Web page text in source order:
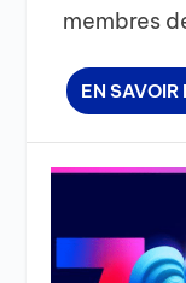
membres
EN SAVOIR